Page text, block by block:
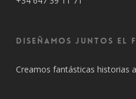
Diseñamos juntos el
Creamos fantásticas historias